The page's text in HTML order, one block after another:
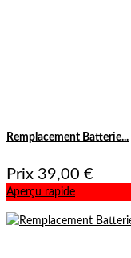
Remplacement Batterie...
Prix 39,00 €
Aperçu rapide